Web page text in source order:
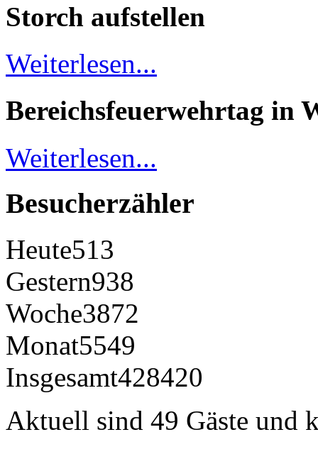
Storch aufstellen
Weiterlesen...
Bereichsfeuerwehrtag in
Weiterlesen...
Besucherzähler
Heute513
Gestern938
Woche3872
Monat5549
Insgesamt428420
Aktuell sind 49 Gäste und